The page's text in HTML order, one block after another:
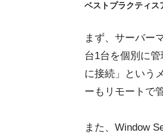
ベストプラクティス
まず、サーバー
台1台を個別に
に接続」という
ーもリモートで
また、Window